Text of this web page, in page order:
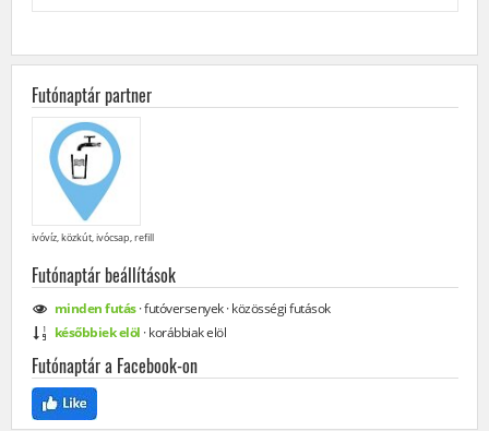
Futónaptár partner
ivóvíz, közkút, ivócsap, refill
Futónaptár beállítások
mindenfutás·futóversenyek·közösségifutások
későbbiek elöl ·korábbiak elöl
Futónaptár a Facebook-on